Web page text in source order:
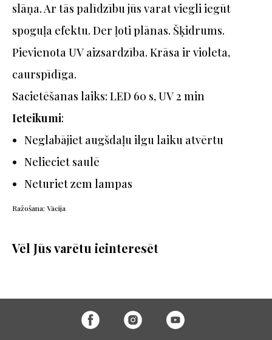
slāņa. Ar tās palīdzību jūs varat viegli iegūt
spoguļa efektu. Der ļoti plānas. Šķidrums.
Pievienota UV aizsardzība. Krāsa ir violeta,
caurspīdīga.
Sacietēšanas laiks: LED 60 s, UV 2 min
Ieteikumi:
Neglabājiet augšdaļu ilgu laiku atvērtu
Nelieciet saulē
Neturiet zem lampas
Ražošana: Vācija
Vēl Jūs varētu ieinteresēt